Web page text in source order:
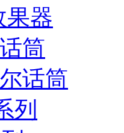
器
筒
话筒
列